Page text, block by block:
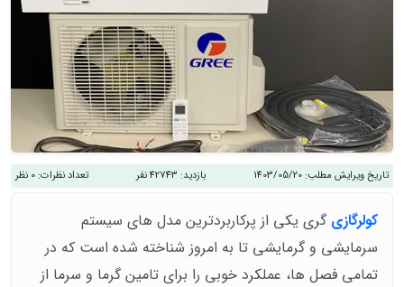
تاریخ ویرایش مطلب: 1403/05/20 بازدید: 42743 نفر تعداد نظرات: 0 نظر
کولرگازی گری یکی از پرکاربردترین مدل های سیستم
سرمایشی و گرمایشی تا به امروز شناخته شده است که در
تمامی فصل ها، عملکرد خوبی را برای تامین گرما و سرما از